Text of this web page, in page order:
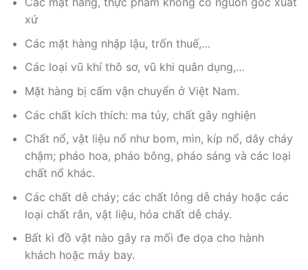
xứ
Các mặt hàng nhập lậu, trốn thuế,…
Các loại vũ khí thô sơ, vũ khi quân dụng,…
Mặt hàng bị cấm vận chuyển ở Việt Nam.
Các chất kích thích: ma túy, chất gây nghiện
Chất nổ, vật liệu nổ như bom, mìn, kíp nổ, dây cháy
chậm; pháo hoa, pháo bông, pháo sáng và các loại
chất nổ khác.
Các chất dễ cháy; các chất lỏng dễ cháy hoặc các
loại chất rắn, vật liệu, hóa chất dễ cháy.
Bất kì đồ vật nào gây ra mối đe dọa cho hành
khách hoặc máy bay.